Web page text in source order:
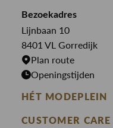
Bekijk alle merken >
Jurken
Rokken
T-shirts
Bezoekadres
Lijnbaan 10
8401 VL Gorredijk
Plan route
Openingstijden
HÉT MODEPLEIN
ZIJ VAN RINSMA
CUSTOMER CARE